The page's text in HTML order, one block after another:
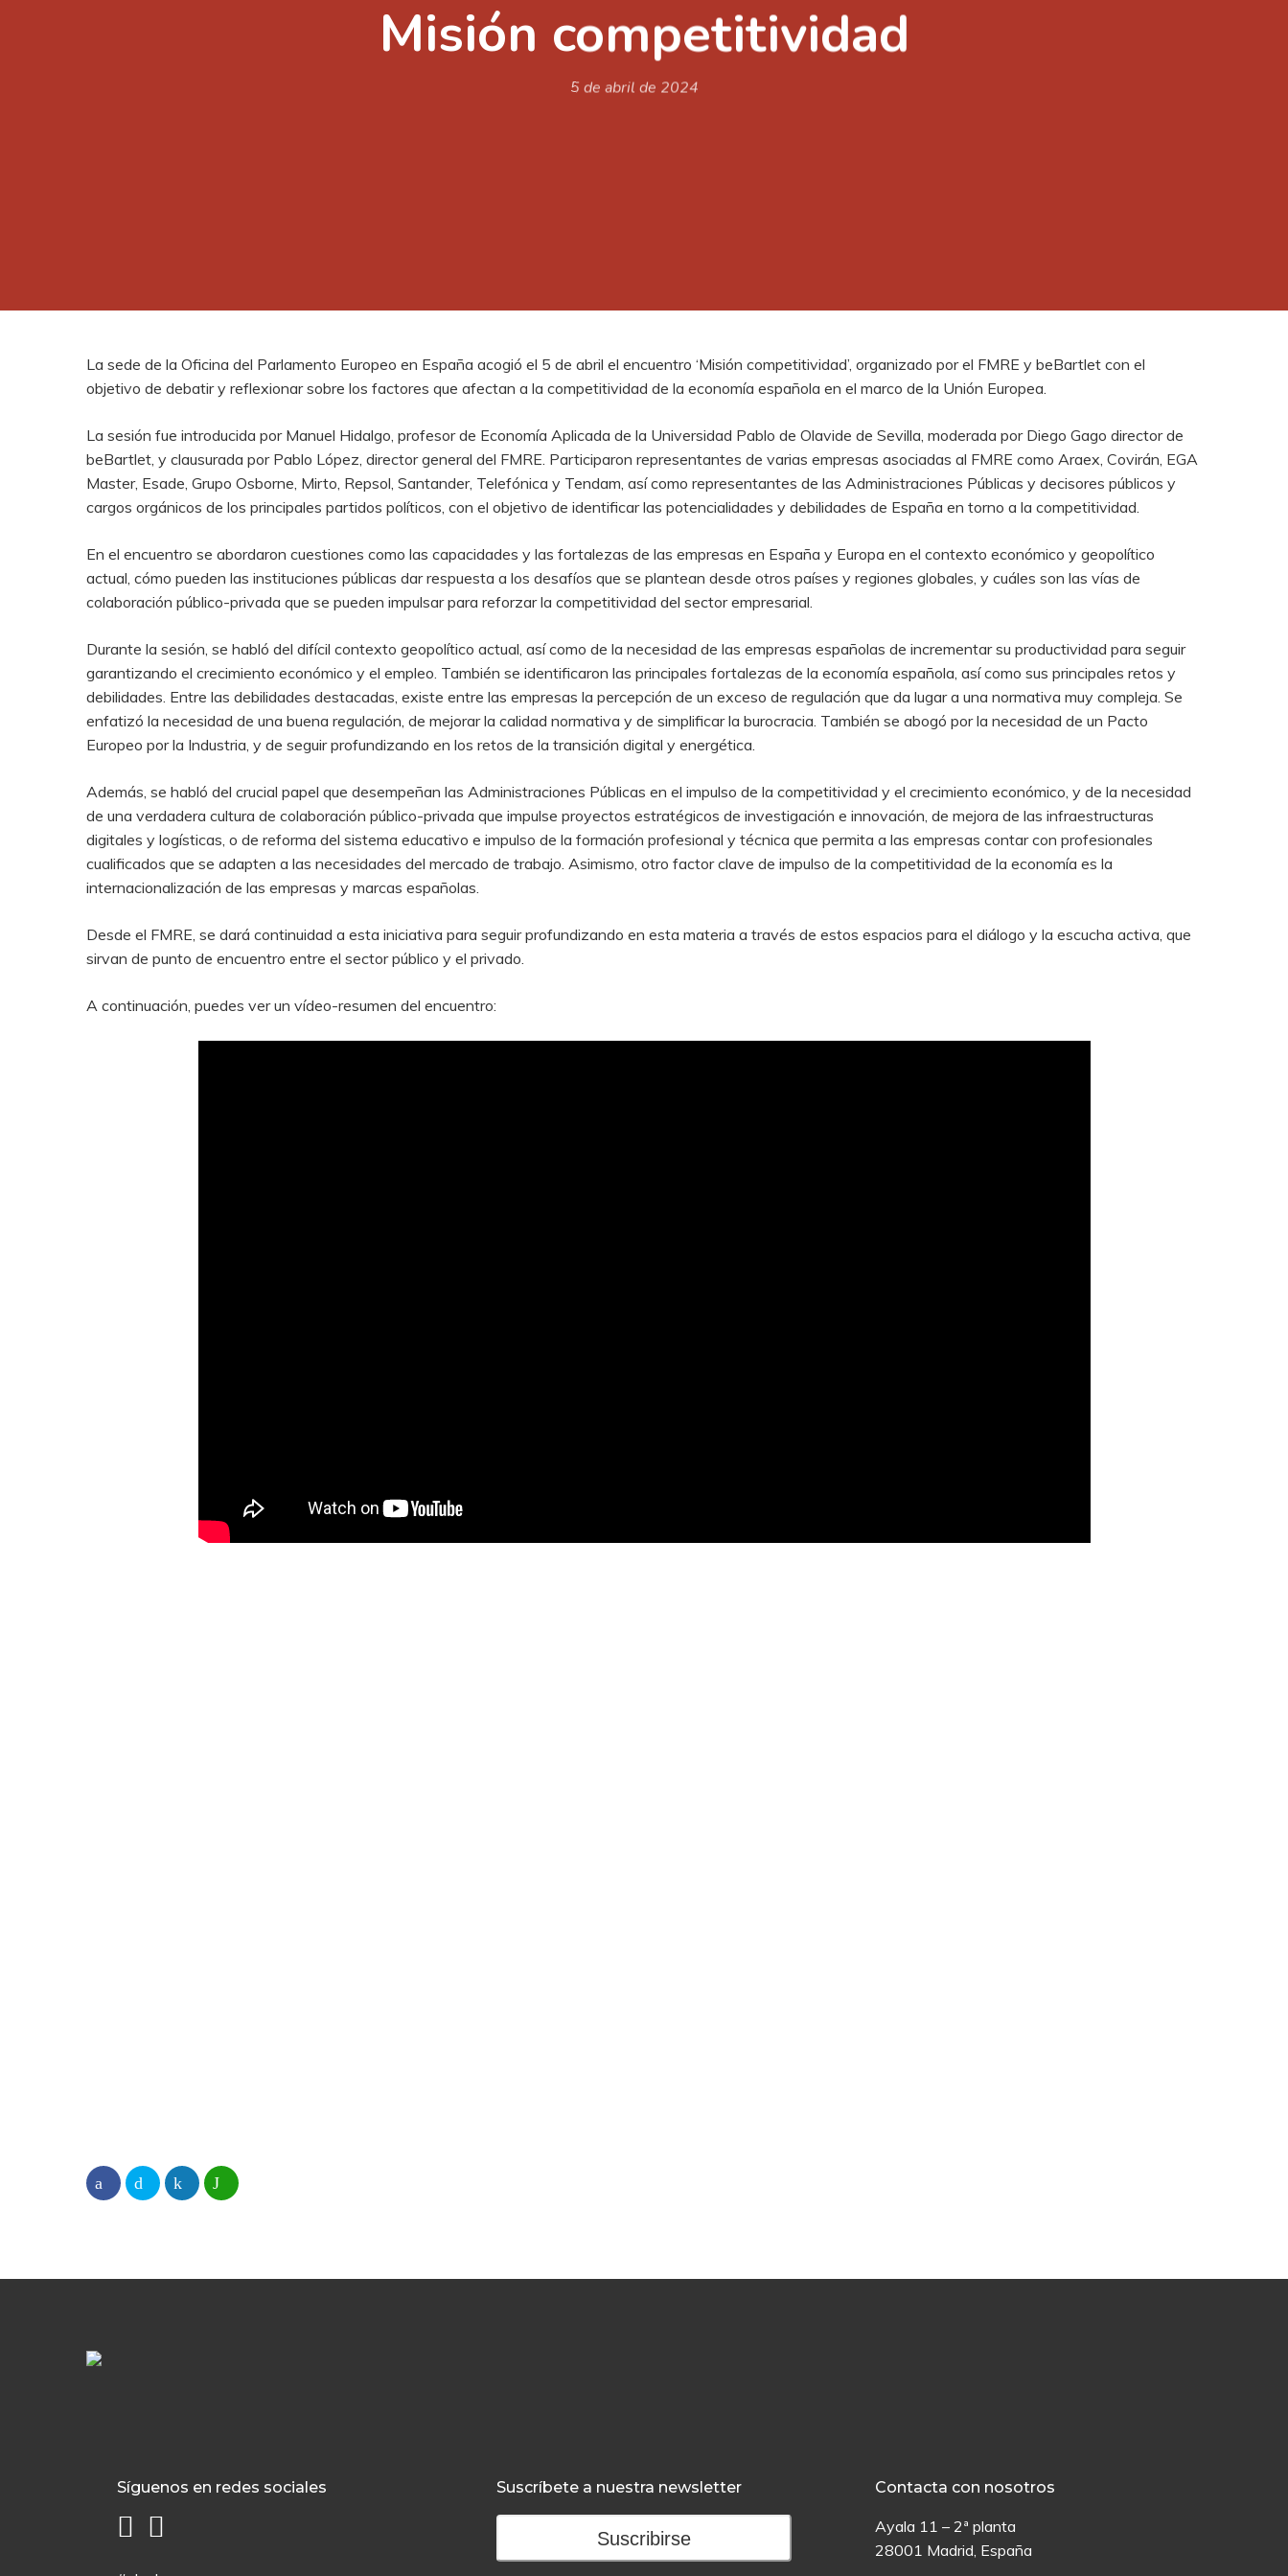
Presione enter para buscar o ESC para cerrarMisión competitividad
5 de abril de 2024
La sede de la Oficina del Parlamento Europeo en España acogió el 5 de abril el encuentro ‘Misión competitividad’, organizado por el FMRE y beBartlet con el
objetivo de debatir y reflexionar sobre los factores que afectan a la competitividad de la economía española en el marco de la Unión Europea.
La sesión fue introducida por Manuel Hidalgo, profesor de Economía Aplicada de la Universidad Pablo de Olavide de Sevilla, moderada por Diego Gago director de
beBartlet, y clausurada por Pablo López, director general del FMRE. Participaron representantes de varias empresas asociadas al FMRE como Araex, Covirán, EGA
Master, Esade, Grupo Osborne, Mirto, Repsol, Santander, Telefónica y Tendam, así como representantes de las Administraciones Públicas y decisores públicos y
cargos orgánicos de los principales partidos políticos, con el objetivo de identificar las potencialidades y debilidades de España en torno a la competitividad.
En el encuentro se abordaron cuestiones como las capacidades y las fortalezas de las empresas en España y Europa en el contexto económico y geopolítico
actual, cómo pueden las instituciones públicas dar respuesta a los desafíos que se plantean desde otros países y regiones globales, y cuáles son las vías de
colaboración público-privada que se pueden impulsar para reforzar la competitividad del sector empresarial.
Durante la sesión, se habló del difícil contexto geopolítico actual, así como de la necesidad de las empresas españolas de incrementar su productividad para seguir
garantizando el crecimiento económico y el empleo. También se identificaron las principales fortalezas de la economía española, así como sus principales retos y
debilidades. Entre las debilidades destacadas, existe entre las empresas la percepción de un exceso de regulación que da lugar a una normativa muy compleja. Se
enfatizó la necesidad de una buena regulación, de mejorar la calidad normativa y de simplificar la burocracia. También se abogó por la necesidad de un Pacto
Europeo por la Industria, y de seguir profundizando en los retos de la transición digital y energética.
Además, se habló del crucial papel que desempeñan las Administraciones Públicas en el impulso de la competitividad y el crecimiento económico, y de la necesidad
de una verdadera cultura de colaboración público-privada que impulse proyectos estratégicos de investigación e innovación, de mejora de las infraestructuras
digitales y logísticas, o de reforma del sistema educativo e impulso de la formación profesional y técnica que permita a las empresas contar con profesionales
cualificados que se adapten a las necesidades del mercado de trabajo. Asimismo, otro factor clave de impulso de la competitividad de la economía es la
internacionalización de las empresas y marcas españolas.
Desde el FMRE, se dará continuidad a esta iniciativa para seguir profundizando en esta materia a través de estos espacios para el diálogo y la escucha activa, que
sirvan de punto de encuentro entre el sector público y el privado.
A continuación, puedes ver un vídeo-resumen del encuentro:
Síguenos en redes sociales Suscríbete a nuestra newsletter
Suscribirse
Contacta con nosotros
Ayala 11 – 2ª planta
28001 Madrid, España